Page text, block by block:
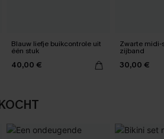
Blauw liefje buikcontrole uit
één stuk
40,00 €
Zwarte midi-
zijband
30,00 €